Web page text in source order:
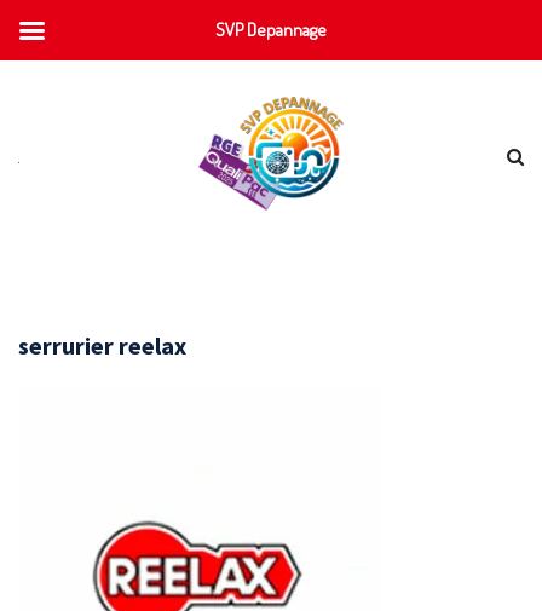
serrurier reelax
SVP Depannage